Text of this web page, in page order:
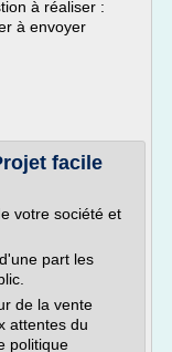
à réaliser :
à envoyer
facile
votre société et
part les
de la vente
attentes du
politique